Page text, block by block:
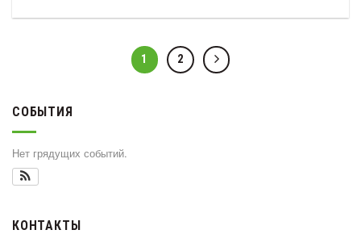
1 2
СОБЫТИЯ
Нет грядущих событий.
КОНТАКТЫ